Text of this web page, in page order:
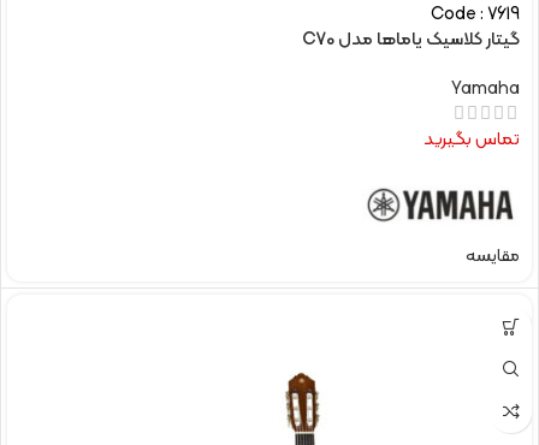
Code : 7619
گیتار کلاسیک یاماها مدل C70
Yamaha
تماس بگیرید
مقایسه